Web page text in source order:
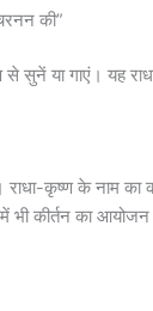
की”
सुनें या गाएं। यह
राधा-कृष्ण के नाम का
भी कीर्तन का आयोजन